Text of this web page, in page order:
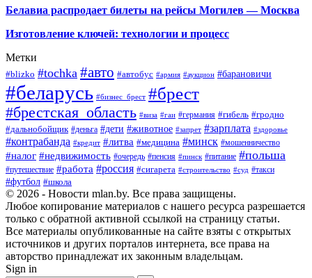
Белавиа распродает билеты на рейсы Могилев — Москва
Изготовление ключей: технологии и процесс
Метки
#blizko #tochka #авто #автобус #армия #аукцион #барановичи
#беларусь #бизнес_брест #брест
#брестская_область #виза #гаи #германия #гибель #гродно
#дальнобойщик #деньга #дети #животное #запрет #зарплата #здоровье
#контрабанда #кредит #литва #медицина #минск #мошенничество
#налог #недвижимость #очередь #пенсия #пинск #питание #польша
#путешествие #работа #россия #сигарета #строительство #суд #такси
#футбол #школа
© 2026 - Новости mlan.by. Все права защищены.
Любое копирование материалов с нашего ресурса разрешается
только с обратной активной ссылкой на страницу статьи.
Все материалы опубликованные на сайте взяты с открытых
источников и других порталов интернета, все права на
авторство принадлежат их законным владельцам.
Sign in